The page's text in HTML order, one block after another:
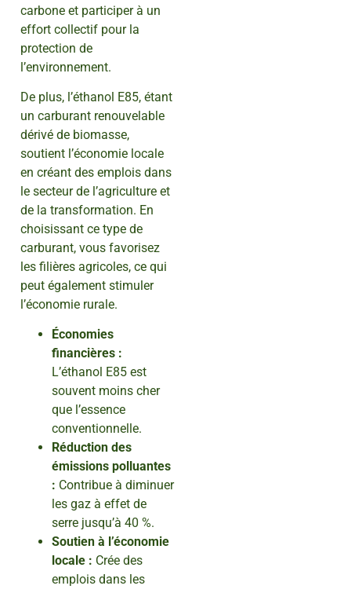
carbone et participer à un
effort collectif pour la
protection de
l’environnement.
De plus, l’éthanol E85, étant
un carburant renouvelable
dérivé de biomasse,
soutient l’économie locale
en créant des emplois dans
le secteur de l’agriculture et
de la transformation. En
choisissant ce type de
carburant, vous favorisez
les filières agricoles, ce qui
peut également stimuler
l’économie rurale.
Économies
financières :
L’éthanol E85 est
souvent moins cher
que l’essence
conventionnelle.
Réduction des
émissions polluantes
: Contribue à diminuer
les gaz à effet de
serre jusqu’à 40 %.
Soutien à l’économie
locale : Crée des
emplois dans les